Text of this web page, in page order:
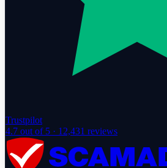
Trustpilot
4.7 out of 5 · 12,431 reviews